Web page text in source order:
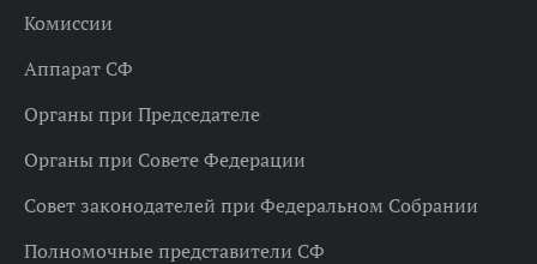
Комиссии
Аппарат СФ
Органы при Председателе
Органы при Совете Федерации
Совет законодателей при Федеральном Собрании
Полномочные представители СФ